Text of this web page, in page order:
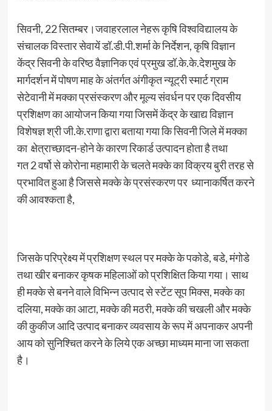
सिवनी, 22 सितम्बर।जवाहरलाल नेहरू कृषि विश्वविद्यालय के
संचालक विस्तार सेवायें डॉ.डी.पी.शर्मा के निर्देशन, कृषि विज्ञान
केंद्र सिवनी के वरिष्ठ वैज्ञानिक एवं प्रमुख डॉ.के.के.देशमुख के
मार्गदर्शन में पोषण माह के अंतर्गत अंगीकृत न्यूट्री स्मार्ट ग्राम
सेटेवानी में मक्का प्रसंस्करण और मूल्य संवर्धन पर एक दिवसीय
प्रशिक्षण का आयोजन किया गया जिसमें केंद्र के खाद्य विज्ञान
विशेषज्ञ श्री जी.के.राणा द्वारा बताया गया कि सिवनी जिले में मक्का
का क्षेत्राच्छादन-होने के कारण रिकार्ड उत्पादन होता है तथा
गत 2 वर्षो से कोरोना महामारी के चलते मक्के का विक्रय बुरी तरह से
प्रभावित हुआ है जिससे मक्के के प्रसंस्करण पर ध्यानाकर्षित करने
की आवश्कता है,
जिसके परिप्रेक्ष्य में प्रशिक्षण स्थल पर मक्के के पकोडे, बडे, मंगोडे
तथा खीर बनाकर कृषक महिलाओं को प्रशिक्षित किया गया। साथ
ही मक्के से बनने वाले विभिन्न उत्पाद से स्टेंट सूप मिक्स, मक्के का
दलिया, मक्के का आटा, मक्के की मठरी, मक्के की चखली और मक्के
की कुकीज आदि उत्पाद बनाकर व्यवसाय के रूप में अपनाकर अपनी
आय को सुनिश्चित करने के लिये एक अच्छा माध्यम माना जा सकता
है।